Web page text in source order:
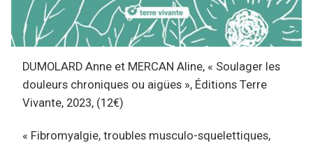
DUMOLARD Anne et MERCAN Aline, « Soulager les
douleurs chroniques ou aigües », Éditions Terre
Vivante, 2023, (12€)
« Fibromyalgie, troubles musculo-squelettiques,